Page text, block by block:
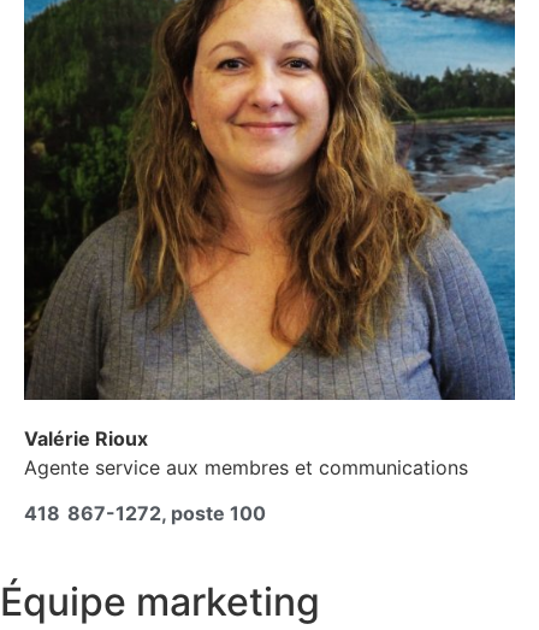
Valérie Rioux
Agente service aux membres et communications
418 867-1272, poste 100
Équipe marketing